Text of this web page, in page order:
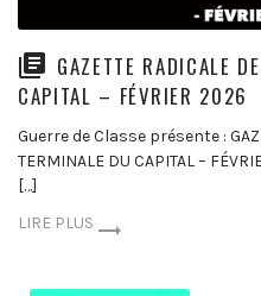
GAZETTE RADICALE
CAPITAL – FÉVRIER 2026
Guerre de Classe présente :
TERMINALE DU CAPITAL –
[…]
LIRE PLUS